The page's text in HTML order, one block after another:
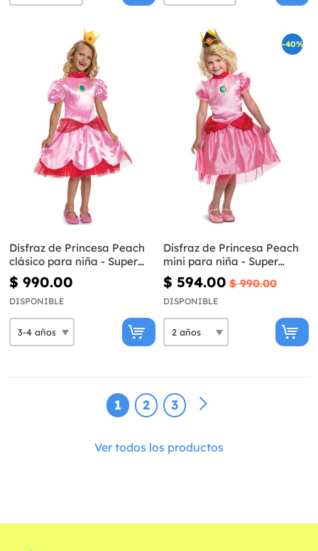
Disfraz de Princesa Peach
clásico para niña - Super
Mario Bros
$ 990.00
DISPONIBLE
-40%
Disfraz de Princesa Peach
mini para niña - Super
Mario Bros
$ 594.00 $ 990.00
DISPONIBLE
1 2 3
Ver todos los productos